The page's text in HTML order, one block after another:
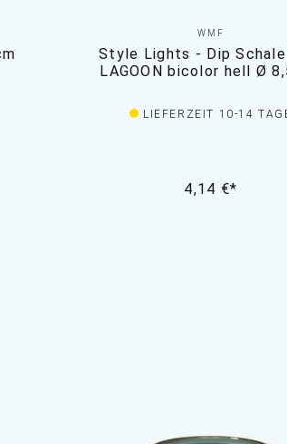
WMF
Style Lights - Dip Schale
LAGOON bicolor hell Ø
LIEFERZEIT 10-14
4,14 €*